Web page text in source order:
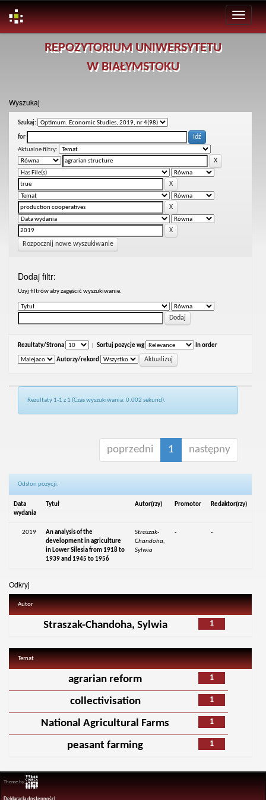
REPOZYTORIUM UNIWERSYTETU
W BIAŁYMSTOKU
Wyszukaj
Szukaj:
for
Aktualne filtry:
Rozpocznij nowe wyszukiwanie
Dodaj filtr:
Uzyj filtrów aby zagęścić wyszukiwanie.
Rezultaty/Strona Sortuj pozycje wg In order
Autorzy/rekord
Rezultaty 1-1 z 1 (Czas wyszukiwania: 0.002 sekund).
poprzedni 1 następny
Odsłon pozycji:
Data
wydania
Tytuł Autor(rzy) Promotor Redaktor(rzy)
2019
An analysis of the
development in agriculture
in Lower Silesia from 1918 to
1939 and 1945 to 1956
Straszak-
Chandoha,
Sylwia
- -
Odkryj
Autor
1
Straszak-Chandoha, Sylwia
Temat
1
agrarian reform
1
collectivisation
1
National Agricultural Farms
1
peasant farming
Theme by